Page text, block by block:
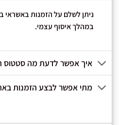
ניתן לשלם על הזמנות באשראי
במהלך איסוף עצמי.
איך אפשר לדעת מה סטטוס
מתי אפשר לבצע הזמנות